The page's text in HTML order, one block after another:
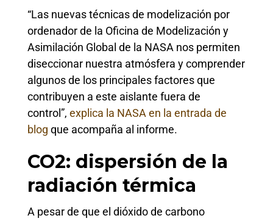
“Las nuevas técnicas de modelización por
ordenador de la Oficina de Modelización y
Asimilación Global de la NASA nos permiten
diseccionar nuestra atmósfera y comprender
algunos de los principales factores que
contribuyen a este aislante fuera de
control”, explica la NASA en la entrada de
blog que acompaña al informe.
CO2: dispersión de la
radiación térmica
A pesar de que el dióxido de carbono